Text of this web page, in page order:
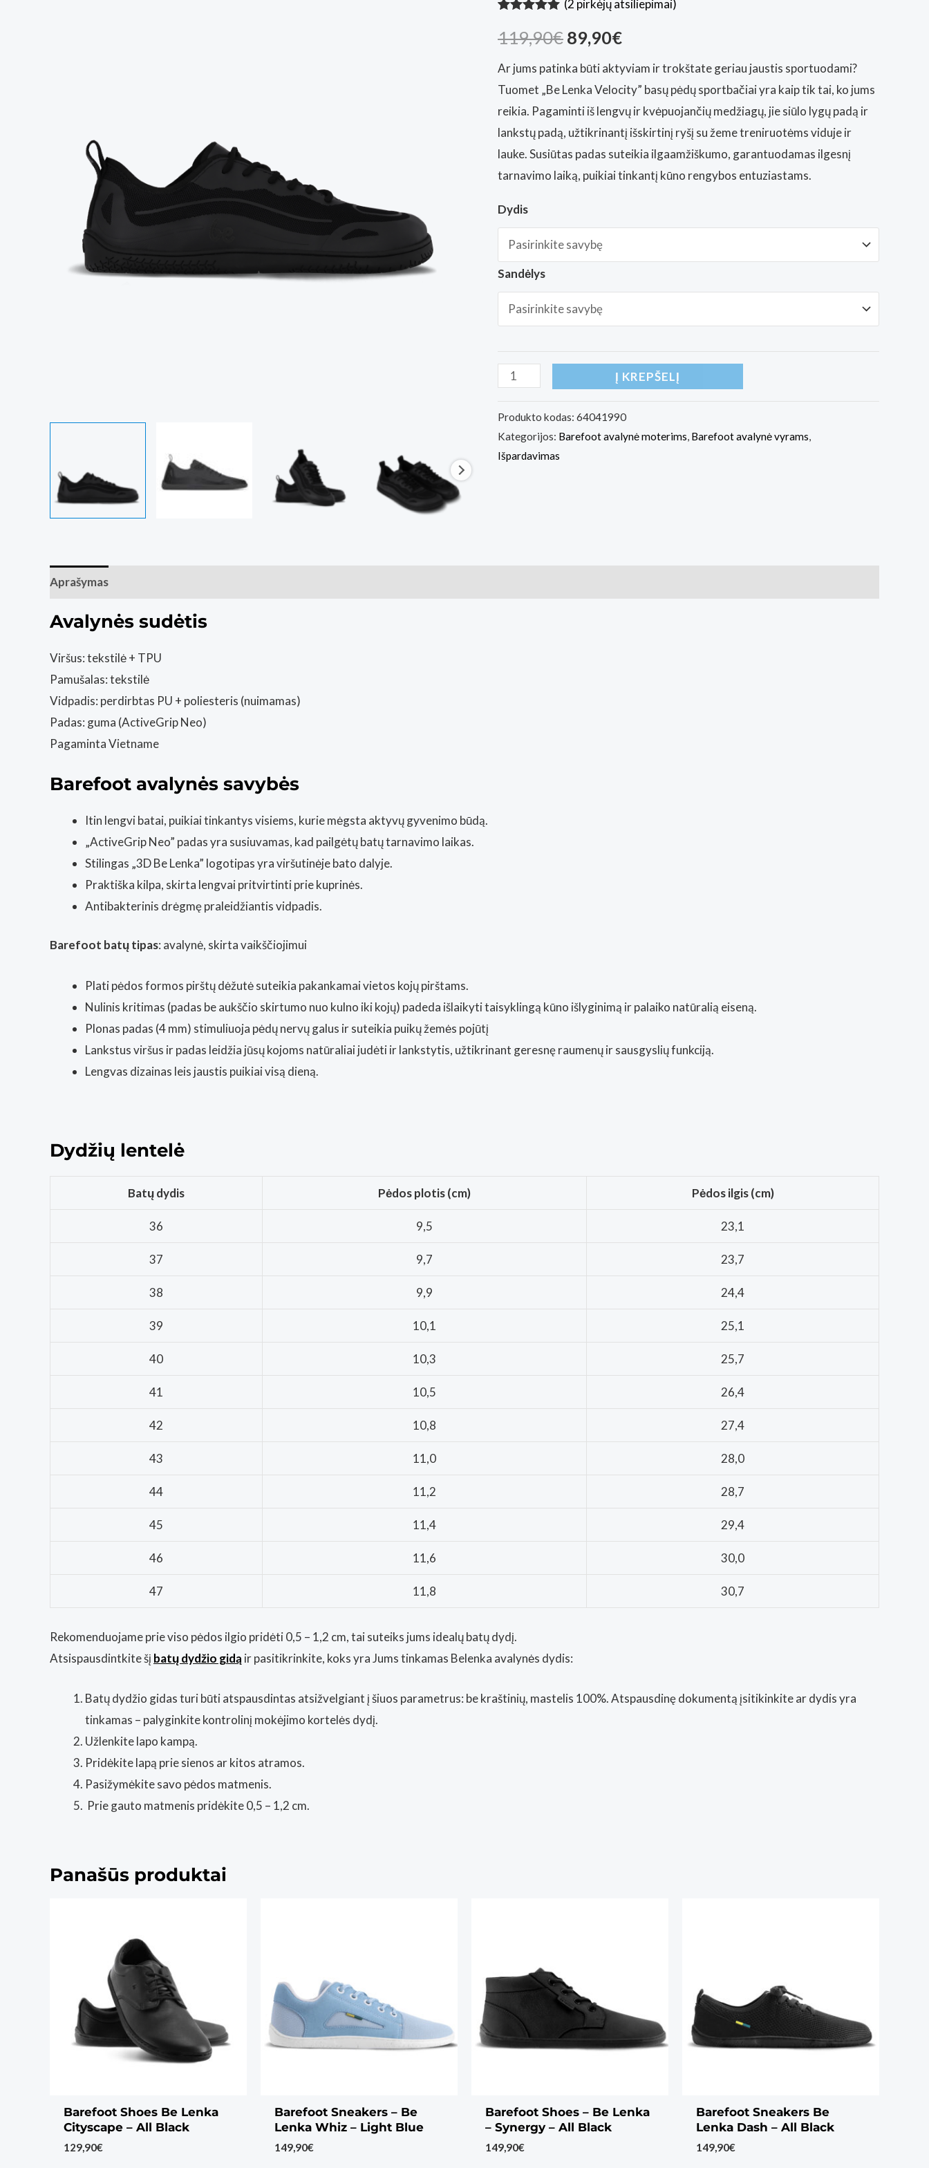
5.00 iš 5
(viso
(2 pirkėjų atsiliepimai)
119,90€ Original
price
was:
119,90€.
89,90€Current
price
is:
89,90€.
Ar jums patinka būti aktyviam ir trokštate geriau jaustis sportuodami?
Tuomet „Be Lenka Velocity” basų pėdų sportbačiai yra kaip tik tai, ko jums
reikia. Pagaminti iš lengvų ir kvėpuojančių medžiagų, jie siūlo lygų padą ir
lankstų padą, užtikrinantį išskirtinį ryšį su žeme treniruotėms viduje ir
lauke. Susiūtas padas suteikia ilgaamžiškumo, garantuodamas ilgesnį
tarnavimo laiką, puikiai tinkantį kūno rengybos entuziastams.
Dydis
Sandėlys
produkto
Barefoot
Sneakers
Be
Į KREPŠELĮ
Produkto kodas: 64041990
Kategorijos: Barefoot avalynė moterims, Barefoot avalynė vyrams,
Išpardavimas
Aprašymas
Avalynės sudėtis
Viršus: tekstilė + TPU
Pamušalas: tekstilė
Vidpadis: perdirbtas PU + poliesteris (nuimamas)
Padas: guma (ActiveGrip Neo)
Pagaminta Vietname
Barefoot avalynės savybės
Itin lengvi batai, puikiai tinkantys visiems, kurie mėgsta aktyvų gyvenimo būdą.
„ActiveGrip Neo” padas yra susiuvamas, kad pailgėtų batų tarnavimo laikas.
Stilingas „3D Be Lenka” logotipas yra viršutinėje bato dalyje.
Praktiška kilpa, skirta lengvai pritvirtinti prie kuprinės.
Antibakterinis drėgmę praleidžiantis vidpadis.
Barefoot batų tipas: avalynė, skirta vaikščiojimui
Plati pėdos formos pirštų dėžutė suteikia pakankamai vietos kojų pirštams.
Nulinis kritimas (padas be aukščio skirtumo nuo kulno iki kojų) padeda išlaikyti taisyklingą kūno išlyginimą ir palaiko natūralią eiseną.
Plonas padas (4 mm) stimuliuoja pėdų nervų galus ir suteikia puikų žemės pojūtį
Lankstus viršus ir padas leidžia jūsų kojoms natūraliai judėti ir lankstytis, užtikrinant geresnę raumenų ir sausgyslių funkciją.
Lengvas dizainas leis jaustis puikiai visą dieną.
Dydžių lentelė
Batų dydis Pėdos plotis (cm) Pėdos ilgis (cm)
36 9,5 23,1
37 9,7 23,7
38 9,9 24,4
39 10,1 25,1
40 10,3 25,7
41 10,5 26,4
42 10,8 27,4
43 11,0 28,0
44 11,2 28,7
45 11,4 29,4
46 11,6 30,0
47 11,8 30,7
Rekomenduojame prie viso pėdos ilgio pridėti 0,5 – 1,2 cm, tai suteiks jums idealų batų dydį.
Atsispausdintkite šį batų dydžio gidą ir pasitikrinkite, koks yra Jums tinkamas Belenka avalynės dydis:
Batų dydžio gidas turi būti atspausdintas atsižvelgiant į šiuos parametrus: be kraštinių, mastelis 100%. Atspausdinę dokumentą įsitikinkite ar dydis yra
tinkamas – palyginkite kontrolinį mokėjimo kortelės dydį.
Užlenkite lapo kampą.
Pridėkite lapą prie sienos ar kitos atramos.
Pasižymėkite savo pėdos matmenis.
Prie gauto matmenis pridėkite 0,5 – 1,2 cm.
Panašūs produktai
Barefoot Shoes Be Lenka
Cityscape – All Black
129,90€
Barefoot Sneakers – Be
Lenka Whiz – Light Blue
149,90€
Barefoot Shoes – Be Lenka
– Synergy – All Black
149,90€
Barefoot Sneakers Be
Lenka Dash – All Black
149,90€